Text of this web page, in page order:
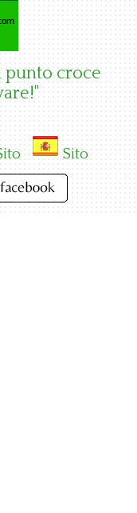
punto croce
Sito